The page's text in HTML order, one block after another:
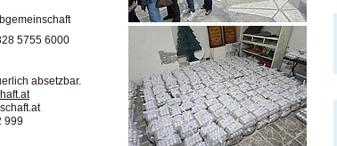
5755 6000
absetzbar.
999